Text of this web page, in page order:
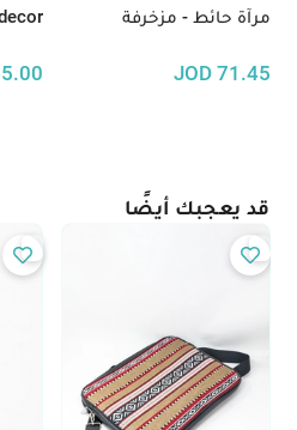
مرآة حائط - مزخرفة
71.45
JOD
قد يعجبك أيضًا